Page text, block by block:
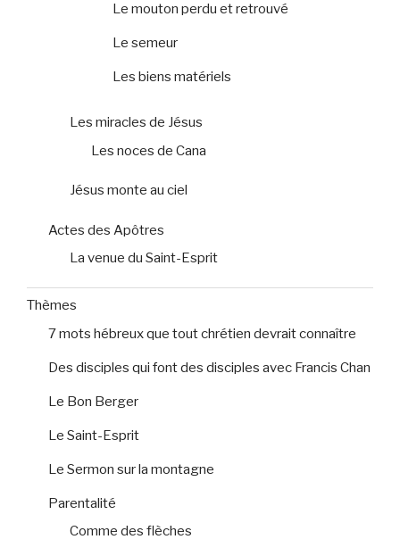
Le mouton perdu et retrouvé
Le semeur
Les biens matériels
Les miracles de Jésus
Les noces de Cana
Jésus monte au ciel
Actes des Apôtres
La venue du Saint-Esprit
Thèmes
7 mots hébreux que tout chrétien devrait connaître
Des disciples qui font des disciples avec Francis Chan
Le Bon Berger
Le Saint-Esprit
Le Sermon sur la montagne
Parentalité
Comme des flèches